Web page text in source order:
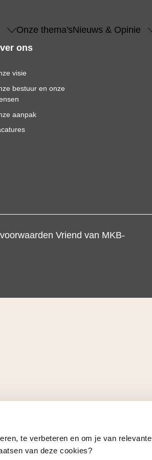
te verbeteren en om je van relevante
van deze cookies?
Onze thema'sNieuws & Opinie
ons
visie
bestuur en onze
aanpak
Vriend van MKB-